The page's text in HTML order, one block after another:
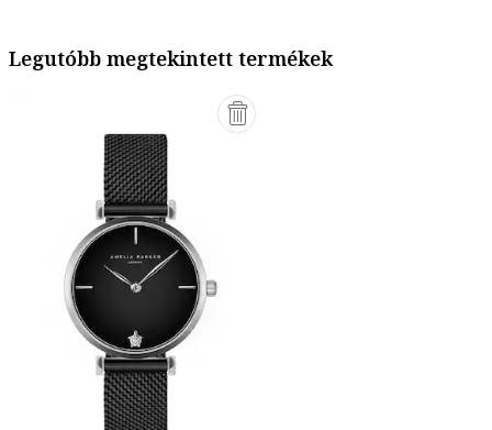
Legutóbb megtekintett termékek